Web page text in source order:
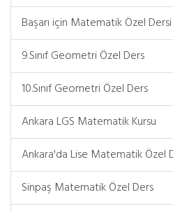
Başarı için Matematik Özel
9.Sınıf Geometri Özel Ders
10.Sınıf Geometri Özel Ders
Ankara LGS Matematik Kursu
Ankara'da Lise Matematik Özel
Sinpaş Matematik Özel Ders